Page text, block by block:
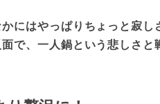
かにはやっぱりちょっと寂
で、一人鍋という悲しさ